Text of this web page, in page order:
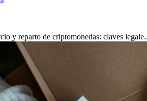
y reparto de criptomonedas: claves